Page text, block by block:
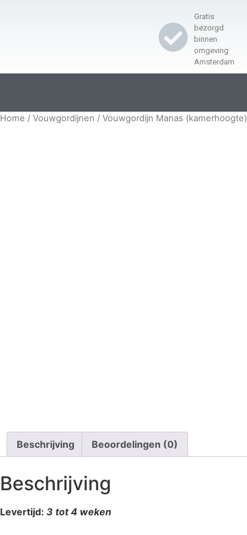
Gratis
bezorgd
binnen
omgeving
Amsterdam
Home / Vouwgordijnen / Vouwgordijn Manas (kamerhoogte)
Beschrijving Beoordelingen (0)
Beschrijving
Levertijd: 3 tot 4 weken